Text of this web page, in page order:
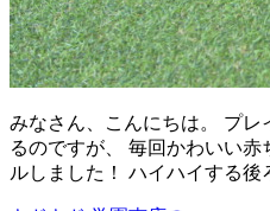
みなさん、こんにちは。 プ
るのですが、 毎回かわいい
ルしました！ ハイハイする